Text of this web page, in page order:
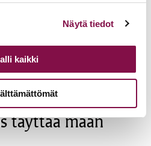
linkistä.
Näytä tiedot
kaikki
5.6.2026
täyttää maan